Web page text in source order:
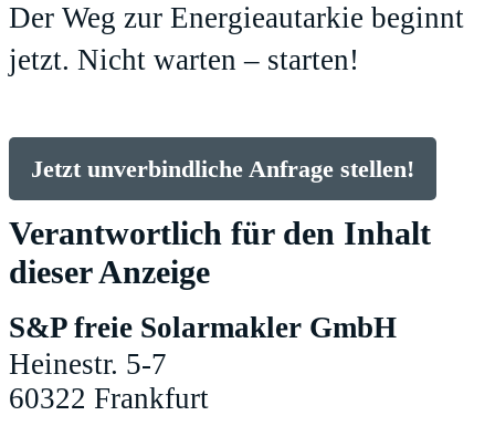
Der Weg zur Energieautarkie beginnt
jetzt. Nicht warten – starten!
Jetzt unverbindliche Anfrage stellen!
Verantwortlich für den Inhalt
dieser Anzeige
S&P freie Solarmakler GmbH
Heinestr. 5-7
60322 Frankfurt